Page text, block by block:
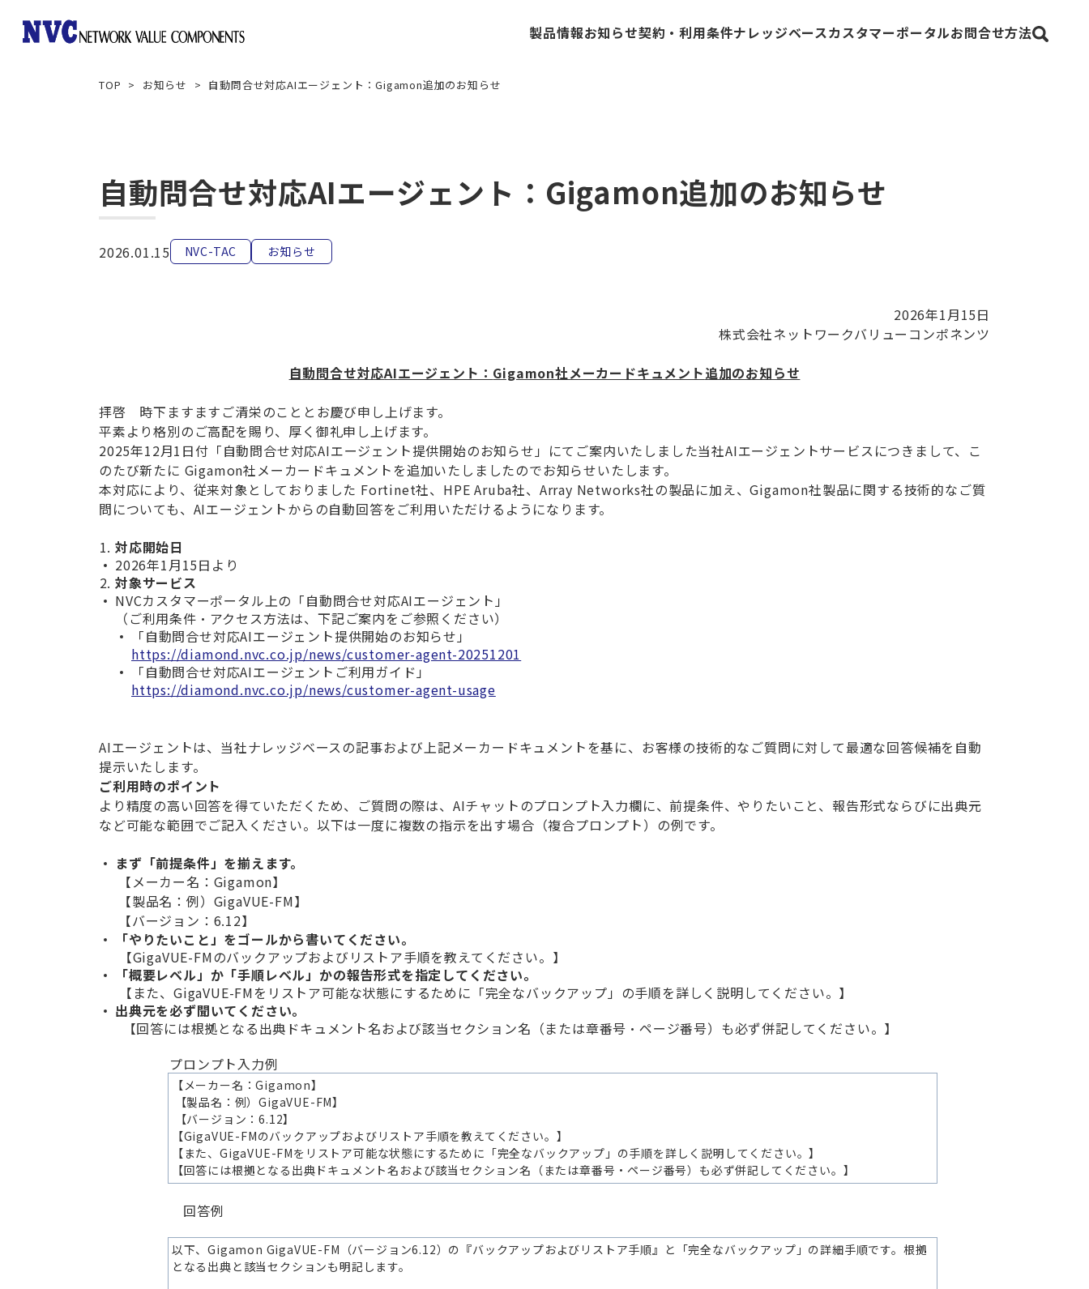
製品情報
Gigamon Imperva
お知らせ契約・利用条件ナレッジベースカスタマーポータルお問合せ方法
TOP お知らせ 自動問合せ対応AIエージェント：Gigamon追加のお知らせ
自動問合せ対応AIエージェント：Gigamon追加のお知らせ
2026.01.15 NVC-TAC お知らせ
2026年1月15日
株式会社ネットワークバリューコンポネンツ
自動問合せ対応AIエージェント： Gigamon社メーカードキュメント追加のお知らせ
拝啓 時下ますますご清栄のこととお慶び申し上げます。
平素より格別のご高配を賜り、厚く御礼申し上げます。
2025年12月1 日付「自動問合せ対応AIエージェント提供開始のお知らせ」にてご案内いたしました当社AIエージェントサービスにつきまして、こ
のたび新たに Gigamon社メーカードキュメントを追加いたしましたのでお知らせいたします。
本対応により、従来対象としておりました Fortinet社、 HPE Aruba社、 Array Networks社の製品に加え、Gigamon社製品に関する技術的なご質
問についても、 AIエージェントからの自動回答をご利用いただけるようになります。
対応開始日
2026年1月15日より
対象サービス
NVCカスタマーポータル上の「自動問合せ対応AIエージェント」
（ご利用条件・アクセス方法は、下記ご案内をご参照ください）
「自動問合せ対応AIエージェント提供開始のお知らせ」
https://diamond.nvc.co.jp/news/customer-agent-20251201
「自動問合せ対応AIエージェントご利用ガイド」
https://diamond.nvc.co.jp/news/customer-agent-usage
AIエージェントは、当社ナレッジベースの記事および上記メーカードキュメントを基に、お客様の技術的なご質問に対して最適な回答候補を自動
提示いたします。
ご利用時のポイント
より精度の高い回答を得ていただくため、ご質問の際は、 AIチャットのプロンプト入力欄に、前提条件、やりたいこと、報告形式ならびに出典元
など可能な範囲でご記入ください。以下は一度に複数の指示を出す場合（複合プロンプト）の例です。
まず「前提条件」を揃えます。
【メーカー名： Gigamon】
【製品名：例） GigaVUE‑FM】
【バージョン：6.12】
「やりたいこと」をゴールから書いてください。
【GigaVUE-FMのバックアップおよびリストア手順を教えてください。 】
「概要レベル」か「手順レベル」かの報告形式を指定してください。
【また、GigaVUE-FMをリストア可能な状態にするために「完全なバックアップ」の手順を詳しく説明してください。 】
出典元を必ず聞いてください。
【回答には根拠となる出典ドキュメント名および該当セクション名（または章番号・ページ番号）も必ず併記してください。 】
プロンプト入力例
【メーカー名：Gigamon】
【製品名：例）GigaVUE‑FM】
【バージョン：6.12】
【GigaVUE-FMのバックアップおよびリストア手順を教えてください。 】
【また、GigaVUE-FMをリストア可能な状態にするために「完全なバックアップ」の手順を詳しく説明してください。】
【回答には根拠となる出典ドキュメント名および該当セクション名（または章番号・ページ番号）も必ず併記してください。 】
回答例
以下、Gigamon GigaVUE-FM（バージョン6.12）の『バックアップおよびリストア手順』と「完全なバックアップ」の詳細手順です。根拠
となる出典と該当セクションも明記します。